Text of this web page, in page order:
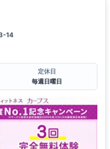
14
定休日
毎週日曜日